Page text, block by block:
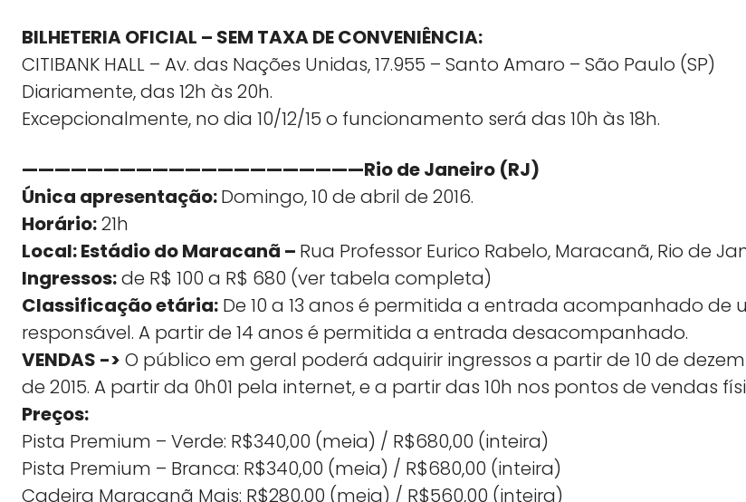
BILHETERIA OFICIAL – SEM TAXA DE CONVENIÊNCIA:
CITIBANK HALL – Av. das Nações Unidas, 17.955 – Santo Amaro – São Paulo (SP)
Diariamente, das 12h às 20h.
Excepcionalmente, no dia 10/12/15 o funcionamento será das 10h às 18h.
—————————————————————Rio de Janeiro (RJ)
Única apresentação:Domingo, 10 de abril de 2016.
Horário:21h
Local: Estádio do Maracanã – Rua Professor Eurico Rabelo, Maracanã, Rio de
Ingressos:de R$ 100 a R$ 680 (ver tabela completa)
Classificação etária: De 10 a 13 anos é permitida a entrada acompanhado de
responsável. A partir de 14 anos é permitida a entrada desacompanhado.
VENDAS -> O público em geral poderá adquirir ingressos a partir de 10 de
de 2015. A partir da 0h01 pela internet, e a partir das 10h nos pontos de vendas
Preços:
Pista Premium – Verde: R$340,00 (meia) / R$680,00 (inteira)
Pista Premium – Branca: R$340,00 (meia) / R$680,00 (inteira)
Cadeira Maracanã Mais: R$280,00 (meia) / R$560,00 (inteira)